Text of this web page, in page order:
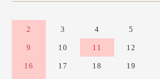
2 3 4 5
9 10 11 12
16 17 18 19